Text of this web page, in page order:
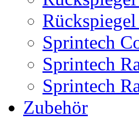
Sprintech
Sprintech
Sprintech
Zubehör